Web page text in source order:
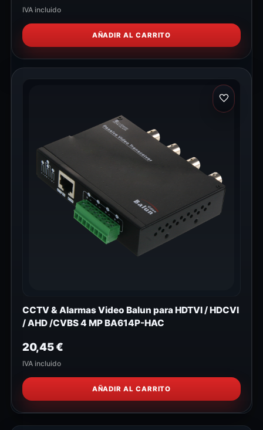
IVA incluido
AÑADIR AL CARRITO
CCTV & Alarmas Video Balun para HDTVI / HDCVI
/ AHD /CVBS 4 MP BA614P-HAC
20,45€
IVA incluido
AÑADIR AL CARRITO